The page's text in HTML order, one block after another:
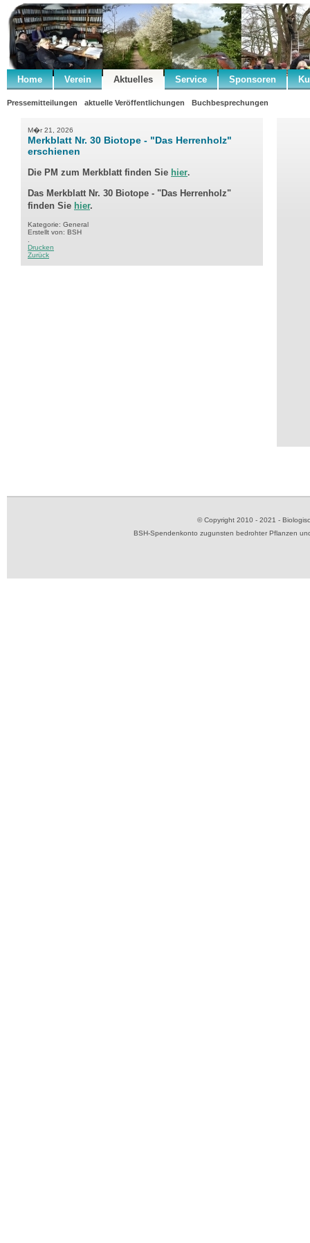
Home Verein Aktuelles Service Sponsoren
Pressemitteilungen aktuelle Veröffentlichungen Buchbesprechungen
M�r 21, 2026
Merkblatt Nr. 30 Biotope - "Das Herrenholz"
erschienen
Die PM zum Merkblatt finden Sie hier.
Das Merkblatt Nr. 30 Biotope - "Das Herrenholz"
finden Sie hier.
Kategorie: General
Erstellt von: BSH
Drucken
Zurück
© Copyright 2010 - 2021 -
BSH-Spendenkonto zugunsten bedrohter Pflanzen